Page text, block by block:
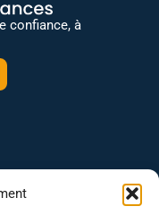
confiance, à
de confidentialité